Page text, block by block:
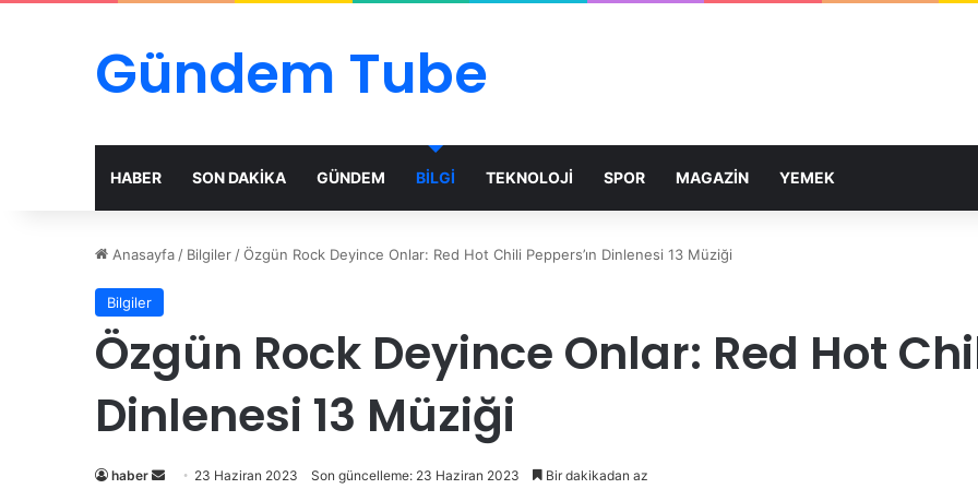
Gündem Tube
HABER SON DAKİKA GÜNDEM BİLGİ TEKNOLOJİ SPOR MAGAZİN YEMEK
Anasayfa / Bilgiler /Özgün Rock Deyince Onlar: Red Hot Chili Peppers’ın Dinlenesi 13 Müziği
Bilgiler
Özgün Rock Deyince Onlar: Red Hot
Dinlenesi 13 Müziği
haber
Bir
23 Haziran 2023 Son güncelleme: 23 Haziran 2023 Bir dakikadan az